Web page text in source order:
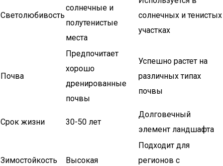
Светолюбивость
солнечные и
полутенистые
места
солнечных и тенистых
участках
Почва
Предпочитает
хорошо
дренированные
почвы
Успешно растет на
различных типах
почвы
Срок жизни 30-50 лет
Долговечный
элемент ландшафта
Зимостойкость Высокая
Подходит для
регионов с